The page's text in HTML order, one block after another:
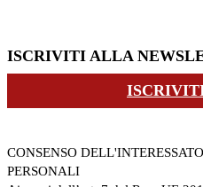
ISCRIVITI ALLA
CONSENSO
PERSONALI